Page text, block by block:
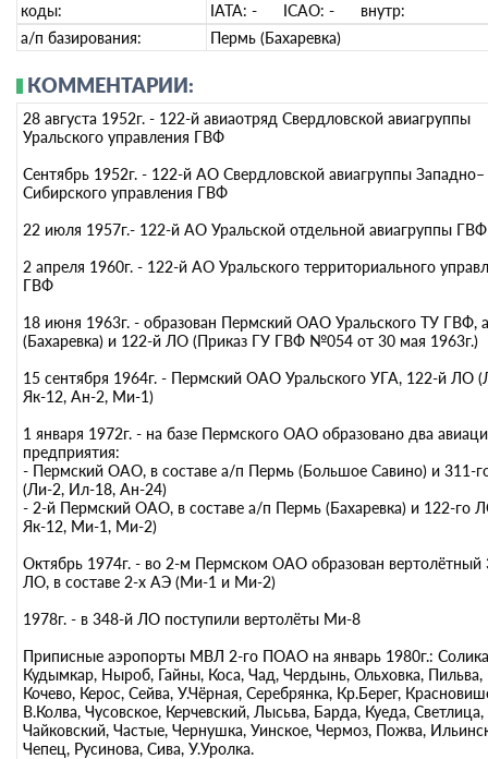
коды:
IATA: - ICAO: - внутр:
а/п базирования:
Пермь (Бахаревка)
КОММЕНТАРИИ:
28 августа 1952г. - 122-й авиаотряд Свердловской авиагруппы
Уральского управления ГВФ
Сентябрь 1952г. - 122-й АО Свердловской авиагруппы Западно–
Сибирского управления ГВФ
22 июля 1957г.- 122-й АО Уральской отдельной авиагруппы ГВФ
2 апреля 1960г. - 122-й АО Уральского территориального
ГВФ
18 июня 1963г. - образован Пермский ОАО Уральского ТУ ГВФ,
(Бахаревка) и 122-й ЛО (Приказ ГУ ГВФ №054 от 30 мая 1963г.)
15 сентября 1964г. - Пермский ОАО Уральского УГА, 122-й ЛО
Як-12, Ан-2, Ми-1)
1 января 1972г. - на базе Пермского ОАО образовано два
предприятия:
- Пермский ОАО, в составе а/п Пермь (Большое Савино) и 311-
(Ли-2, Ил-18, Ан-24)
- 2-й Пермский ОАО, в составе а/п Пермь (Бахаревка) и 122-го
Як-12, Ми-1, Ми-2)
Октябрь 1974г. - во 2-м Пермском ОАО образован вертолётный
ЛО, в составе 2-х АЭ (Ми-1 и Ми-2)
1978г. - в 348-й ЛО поступили вертолёты Ми-8
Приписные аэропорты МВЛ 2-го ПОАО на январь 1980г.:
Кудымкар, Ныроб, Гайны, Коса, Чад, Чердынь, Ольховка,
Кочево, Керос, Сейва, У.Чёрная, Серебрянка, Кр.Берег,
В.Колва, Чусовское, Керчевский, Лысьва, Барда, Куеда, Светлица,
Чайковский, Частые, Чернушка, Уинское, Чермоз, Пожва,
Чепец, Русинова, Сива, У.Уролка.